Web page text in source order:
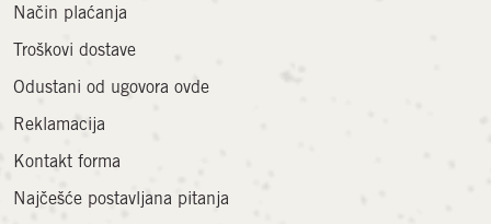
Način plaćanja
Troškovi dostave
Odustani od ugovora ovde
Reklamacija
Kontakt forma
Najčešće postavljana pitanja